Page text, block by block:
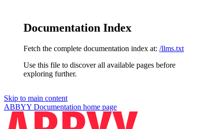
Documentation Index
Fetch the complete documentation index at: /llms.txt
Use this file to discover all available pages before
exploring further.
Skip to main content
ABBYY Documentation home page